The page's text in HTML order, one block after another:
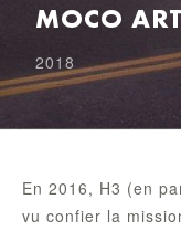
MOCO
2018
En 2016, H3 (en
vu confier la